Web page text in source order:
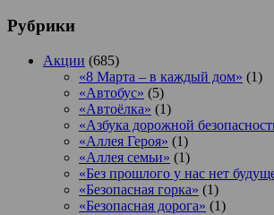
Рубрики
Акции (685)
«8 Марта – в каждый дом» (1)
«Автобус» (5)
«Автоёлка» (1)
«Азбука дорожной
«Аллея Героя» (1)
«Аллея семьи» (1)
«Без прошлого у нас нет
«Безопасная горка» (1)
«Безопасная дорога» (1)